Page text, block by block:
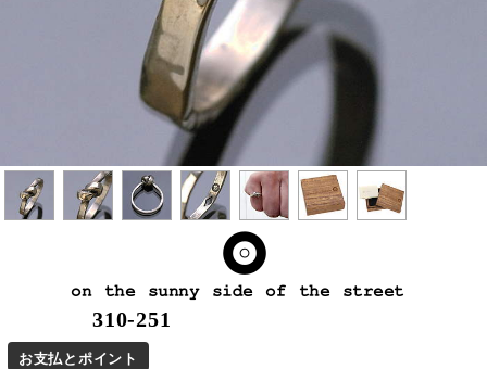
on the sunny side of the street
310-251
お支払とポイント